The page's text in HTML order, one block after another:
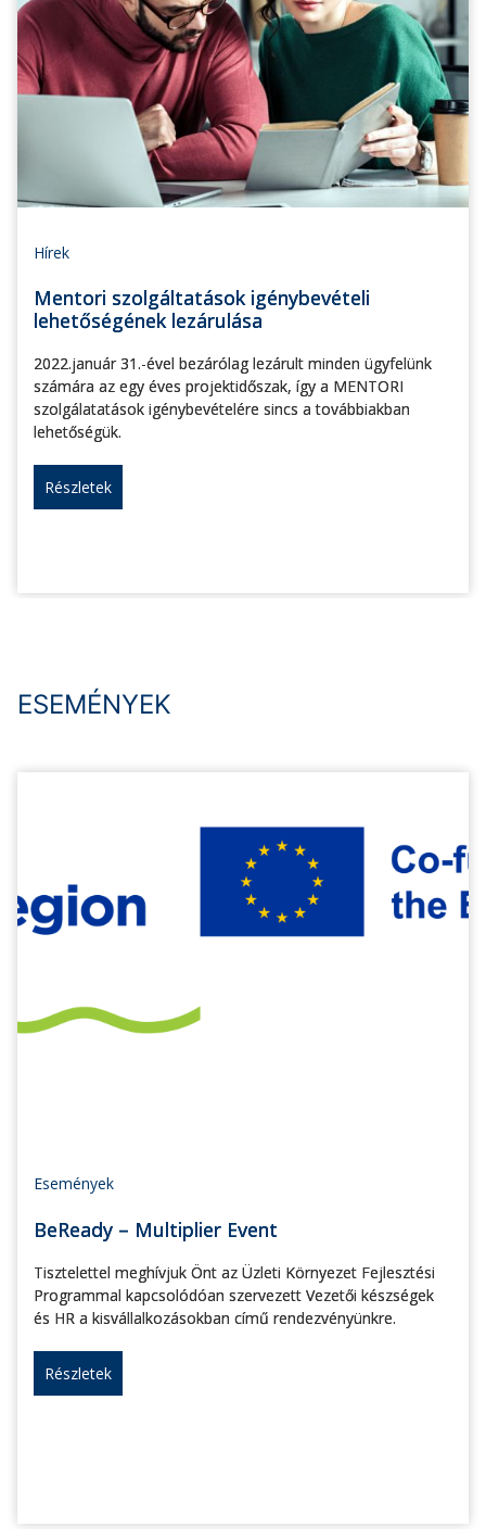
Hírek
Mentori szolgáltatások igénybevételi
lehetőségének lezárulása
2022.január 31.-ével bezárólag lezárult minden ügyfelünk
számára az egy éves projektidőszak, így a MENTORI
szolgálatatások igénybevételére sincs a továbbiakban
lehetőségük.
Részletek
ESEMÉNYEK
Események
BeReady – Multiplier Event
Tisztelettel meghívjuk Önt az Üzleti Környezet Fejlesztési
Programmal kapcsolódóan szervezett Vezetői készségek
és HR a kisvállalkozásokban című rendezvényünkre.
Részletek